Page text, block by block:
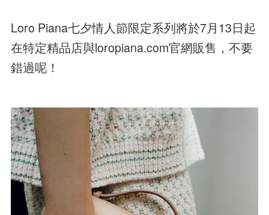
Loro Piana七夕情人節限定系列將於7月13日起
在特定精品店與loropiana.com官網販售，不要
錯過呢！